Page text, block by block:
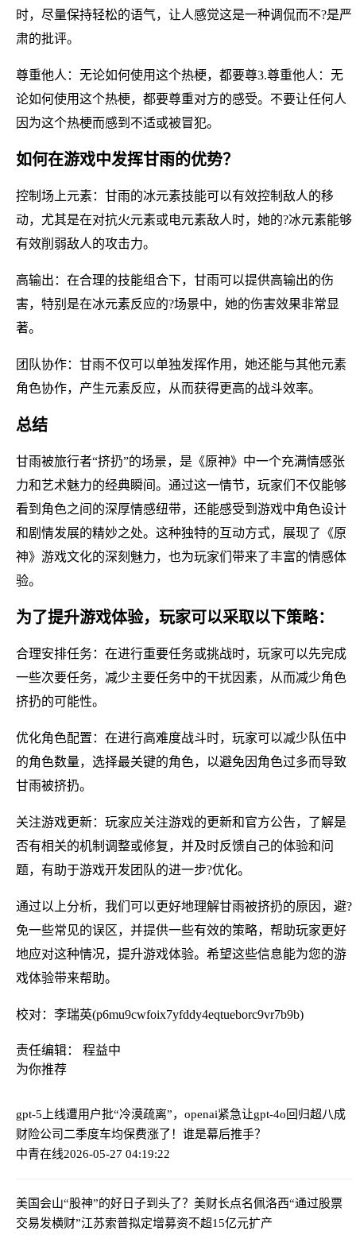
时，尽量保持轻松的语气，让人感觉这是一种调侃而不?是严
肃的批评。
尊重他人：无论如何使用这个热梗，都要尊3.尊重他人：无
论如何使用这个热梗，都要尊重对方的感受。不要让任何人
因为这个热梗而感到不适或被冒犯。
如何在游戏中发挥甘雨的优势？
控制场上元素：甘雨的冰元素技能可以有效控制敌人的移
动，尤其是在对抗火元素或电元素敌人时，她的?冰元素能够
有效削弱敌人的攻击力。
高输出：在合理的技能组合下，甘雨可以提供高输出的伤
害，特别是在冰元素反应的?场景中，她的伤害效果非常显
著。
团队协作：甘雨不仅可以单独发挥作用，她还能与其他元素
角色协作，产生元素反应，从而获得更高的战斗效率。
总结
甘雨被旅行者“挤扔”的场景，是《原神》中一个充满情感张
力和艺术魅力的经典瞬间。通过这一情节，玩家们不仅能够
看到角色之间的深厚情感纽带，还能感受到游戏中角色设计
和剧情发展的精妙之处。这种独特的互动方式，展现了《原
神》游戏文化的深刻魅力，也为玩家们带来了丰富的情感体
验。
为了提升游戏体验，玩家可以采取以下策略：
合理安排任务：在进行重要任务或挑战时，玩家可以先完成
一些次要任务，减少主要任务中的干扰因素，从而减少角色
挤扔的可能性。
优化角色配置：在进行高难度战斗时，玩家可以减少队伍中
的角色数量，选择最关键的角色，以避免因角色过多而导致
甘雨被挤扔。
关注游戏更新：玩家应关注游戏的更新和官方公告，了解是
否有相关的机制调整或修复，并及时反馈自己的体验和问
题，有助于游戏开发团队的进一步?优化。
通过以上分析，我们可以更好地理解甘雨被挤扔的原因，避?
免一些常见的误区，并提供一些有效的策略，帮助玩家更好
地应对这种情况，提升游戏体验。希望这些信息能为您的游
戏体验带来帮助。
校对：李瑞英(p6mu9cwfoix7yfddy4eqtueborc9vr7b9b)
责任编辑： 程益中
为你推荐
gpt-5上线遭用户批“冷漠疏离”，openai紧急让gpt-4o回归超八成
财险公司二季度车均保费涨了！谁是幕后推手？
中青在线2026-05-27 04:19:22
美国会山“股神”的好日子到头了？美财长点名佩洛西“通过股票
交易发横财”江苏索普拟定增募资不超15亿元扩产